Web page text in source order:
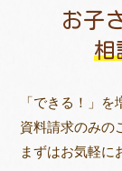
お子
相
「できる！」
資料請求のみの
まずはお気軽に